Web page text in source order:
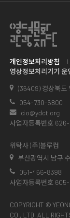
개인정보처리방침
영상정보처리기기 운
(36409) 경상북도
054-730-5800
cio@ydct.org
사업자등록번호
위탁사 (주)블루컴
부산광역시 남구
051-466-8398
사업자등록번호
COPYRIGHT ©
CO., LTD. ALL